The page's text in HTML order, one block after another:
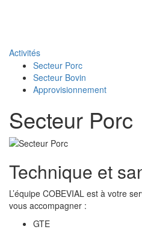
Activités
Secteur Porc
Secteur Bovin
Approvisionnement
Secteur Porc
Technique et
L’équipe COBEVIAL est à votre
vous accompagner :
GTE